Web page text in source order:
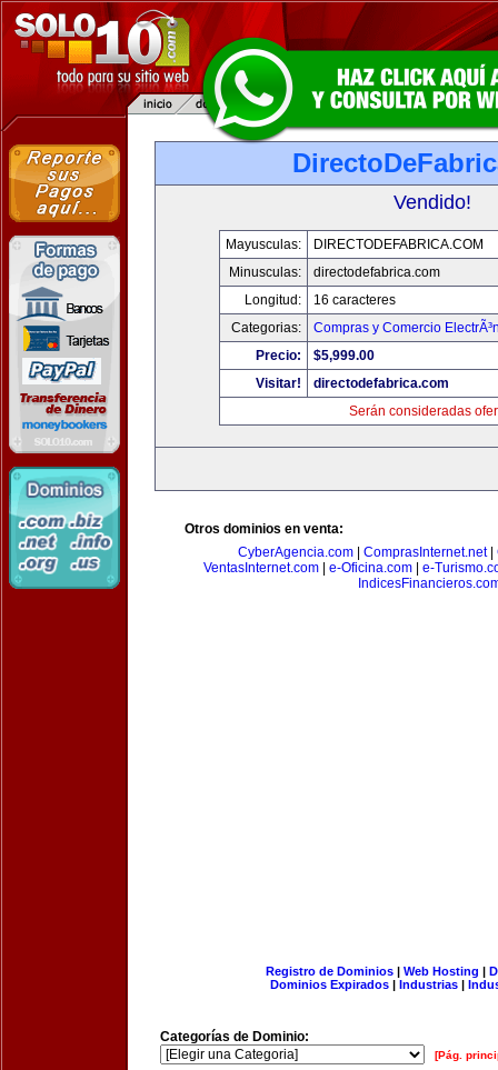
Vendido!
Mayusculas:
DIRECTODEFABRICA.COM
Minusculas:
directodefabrica.com
Longitud:
16 caracteres
Categorias:
Compras y Comercio
Precio:
$5,999.00
Visitar!
directodefabrica.com
Serán consideradas
Otros dominios en venta:
CyberAgencia.com| ComprasInternet.net|
VentasInternet.com
e-Oficina.com
e-
Registro de Dominios| Web Hosting |
Dominios Expirados | Industrias |
Categorías de Dominio:
[Pág.